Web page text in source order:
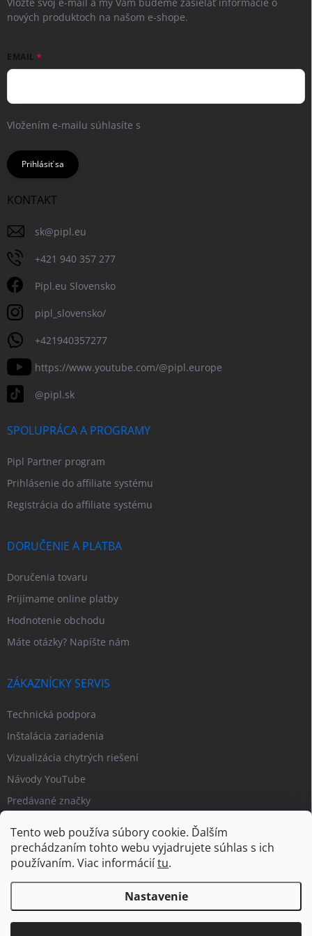
Tento web používa súbory cookie. Ďalším
prechádzaním tohto webu vyjadrujete súhlas s ich
používaním. Viac informáciítu.
Nastavenie
nových produktoch na našom e-shope.
EMAIL
Vložením e-mailu súhlasíte s
Prihlásiť sa
KONTAKT
sk@pipl.eu
+421 940 357 277
Pipl.eu Slovensko
pipl_slovensko/
+421940357277
https://www.youtube.com/@pipl.europe
@pipl.sk
SPOLUPRÁCA A PROGRAMY
Pipl Partner program
Prihlásenie do affiliate systému
Registrácia do affiliate systému
DORUČENIE A PLATBA
Doručenia tovaru
Prijímame online platby
Hodnotenie obchodu
Máte otázky? Napíšte nám
ZÁKAZNÍCKY SERVIS
Technická podpora
Inštalácia zariadenia
Vizualizácia chytrých riešení
Návody YouTube
Predávané značky
Copyright 2026PIPL.SK. Všetky práva vyhradené.Upraviť nastavenie